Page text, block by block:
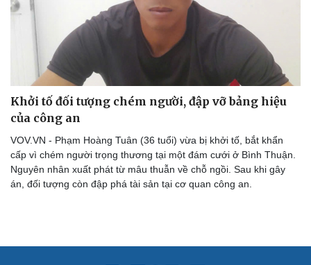
Cải chính
Khởi tố đối tượng chém người, đập vỡ bảng hiệu
của công an
VOV.VN - Phạm Hoàng Tuân (36 tuổi) vừa bị khởi tố, bắt khẩn
cấp vì chém người trọng thương tại một đám cưới ở Bình Thuận.
Nguyên nhân xuất phát từ mâu thuẫn về chỗ ngồi. Sau khi gây
án, đối tượng còn đập phá tài sản tại cơ quan công an.